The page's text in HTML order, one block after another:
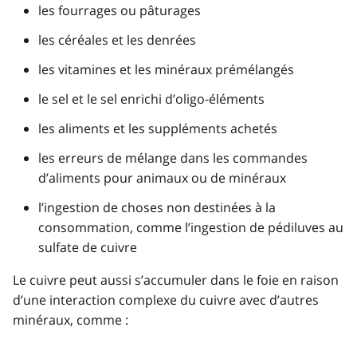
les fourrages ou pâturages
les céréales et les denrées
les vitamines et les minéraux prémélangés
le sel et le sel enrichi d’oligo-éléments
les aliments et les suppléments achetés
les erreurs de mélange dans les commandes
d’aliments pour animaux ou de minéraux
l’ingestion de choses non destinées à la
consommation, comme l’ingestion de pédiluves au
sulfate de cuivre
Le cuivre peut aussi s’accumuler dans le foie en raison
d’une interaction complexe du cuivre avec d’autres
minéraux, comme :